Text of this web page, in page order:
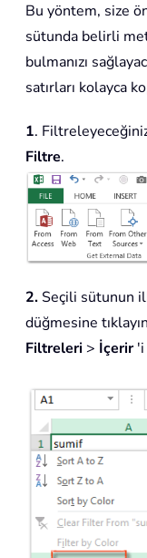
Bu yöntem, size
sütunda belirli
bulmanızı
satırları kolayca
1.
Filtre.
2. Seçili sütunun
düğmesine
Filtreleri > İçerir'i